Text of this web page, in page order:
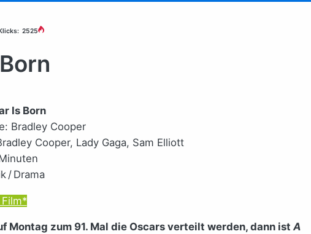
2525
Is Born
Bradley Cooper
Cooper, Lady Gaga, Sam Elliott
/ Drama
Montag zum 91. Mal die Oscars verteilt werden, dann istA